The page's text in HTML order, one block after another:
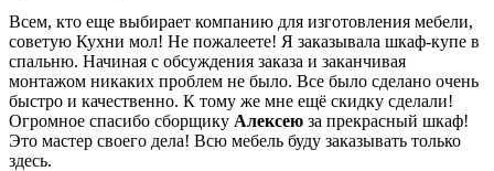
Всем, кто еще выбирает компанию для изготовления мебели,
советую Кухни мол! Не пожалеете! Я заказывала шкаф-купе в
спальню. Начиная с обсуждения заказа и заканчивая
монтажом никаких проблем не было. Все было сделано очень
быстро и качественно. К тому же мне ещё скидку сделали!
Огромное спасибо сборщику Алексею за прекрасный шкаф!
Это мастер своего дела! Всю мебель буду заказывать только
здесь.